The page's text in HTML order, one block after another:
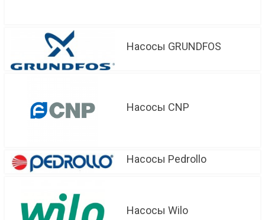
Насосы GRUNDFOS
Насосы CNP
Насосы Pedrollo
Насосы Wilo